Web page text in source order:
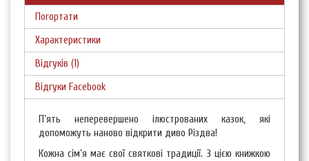
Погортати
Характеристики
Відгуків (1)
Відгуки Facebook
П’ять неперевершено ілюстрованих казок, які
допоможуть наново відкрити диво Різдва!
Кожна сім’я має свої святкові традиції. З цією книжкою